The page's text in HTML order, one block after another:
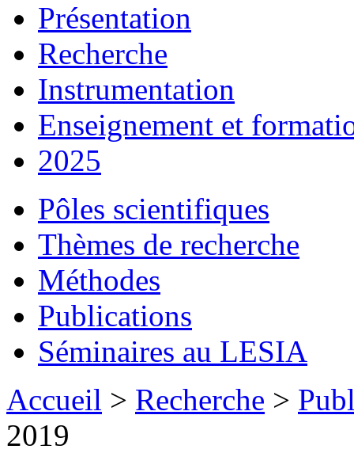
Présentation
Recherche
Instrumentation
Enseignement et
2025
Pôles scientifiques
Thèmes de recherche
Méthodes
Publications
Séminaires au LESIA
Accueil > Recherche >
2019